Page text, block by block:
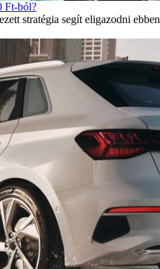
Ft-ból?
stratégia segít eligazodni